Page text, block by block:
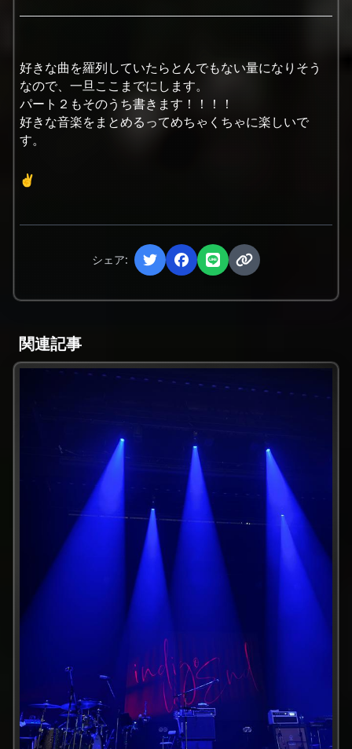
好きな曲を羅列していたらとんでもない量になりそう
なので、一旦ここまでにします。
パート２もそのうち書きます！！！！
好きな音楽をまとめるってめちゃくちゃに楽しいで
す。
✌️
シェア:
関連記事